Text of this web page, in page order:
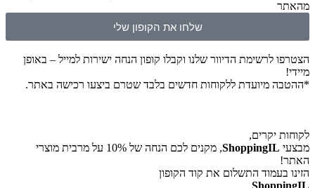
מהאתר
שלחו את הקופון שלי
הצטרפו לרשימת הדיוור שלנו וקבלו קופון הנחה ישירות למייל – באופן
מיידי!
*ההטבה מיועדת ללקוחות חדשים בלבד שטרם ביצעו רכישה באתר.
לקוחות יקרים,
מבצעי ShoppingIL
, מקנים לכם הנחה של 10% על מרבית מוצרי
האתר!
הזינו בעמוד התשלום את קוד הקופון